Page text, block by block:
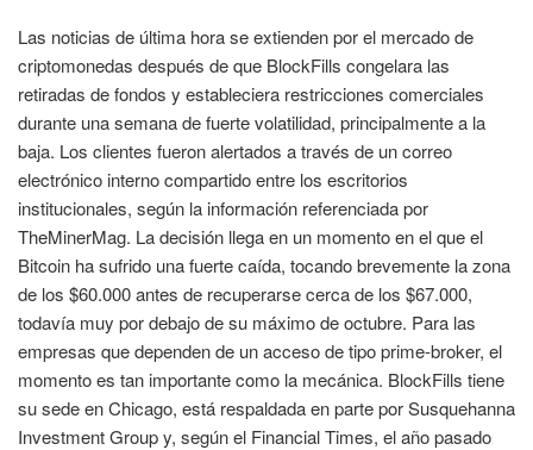
Las noticias de última hora se extienden por el mercado de
criptomonedas después de que BlockFills congelara las
retiradas de fondos y estableciera restricciones comerciales
durante una semana de fuerte volatilidad, principalmente a la
baja. Los clientes fueron alertados a través de un correo
electrónico interno compartido entre los escritorios
institucionales, según la información referenciada por
TheMinerMag. La decisión llega en un momento en el que el
Bitcoin ha sufrido una fuerte caída, tocando brevemente la zona
de los $60.000 antes de recuperarse cerca de los $67.000,
todavía muy por debajo de su máximo de octubre. Para las
empresas que dependen de un acceso de tipo prime-broker, el
momento es tan importante como la mecánica. BlockFills tiene
su sede en Chicago, está respaldada en parte por Susquehanna
Investment Group y, según el Financial Times, el año pasado